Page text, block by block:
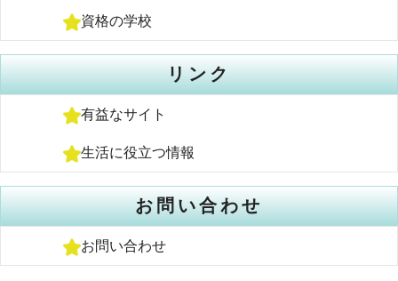
資格の学校
リンク
有益なサイト
生活に役立つ情報
お問い合わせ
お問い合わせ